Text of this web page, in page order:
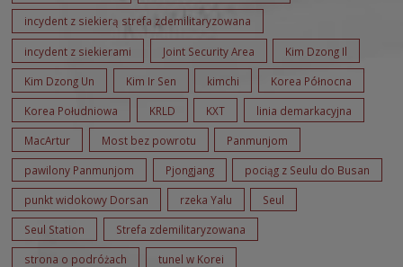
incydent z siekierą strefa zdemilitaryzowana
incydent z siekierami Joint Security Area Kim Dzong Il
Kim Dzong Un Kim Ir Sen kimchi Korea Północna
Korea Południowa KRLD KXT linia demarkacyjna
MacArtur Most bez powrotu Panmunjom
pawilony Panmunjom Pjongjang pociąg z Seulu do Busan
punkt widokowy Dorsan rzeka Yalu Seul
Seul Station Strefa zdemilitaryzowana
strona o podróżach tunel w Korei